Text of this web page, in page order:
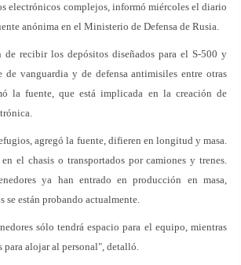
electrónicos complejos, informó miércoles el diario
anónima en el Ministerio de Defensa de Rusia.
de recibir los depósitos diseñados para el S-500 y
de vanguardia y de defensa antimisiles entre otras
la fuente, que está implicada en la creación de
agregó la fuente, difieren en longitud y masa.
el chasis o transportados por camiones y trenes.
ya han entrado en producción en masa,
se están probando actualmente.
sólo tendrá espacio para el equipo, mientras
para alojar al personal", detalló.